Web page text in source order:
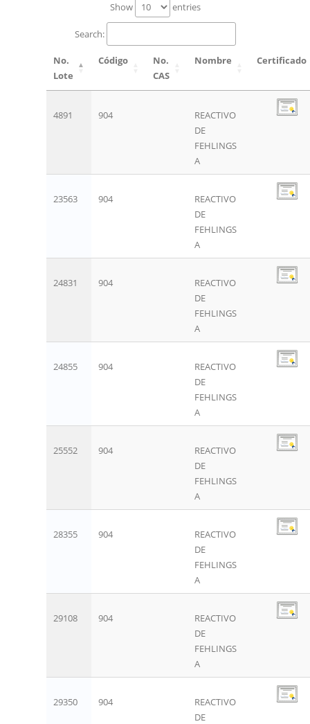
Show entries
Search:
No.
Lote
Código
No.
CAS
Nombre Certificado
4891 904
REACTIVO
DE
FEHLINGS
A
23563 904
REACTIVO
DE
FEHLINGS
A
24831 904
REACTIVO
DE
FEHLINGS
A
24855 904
REACTIVO
DE
FEHLINGS
A
25552 904
REACTIVO
DE
FEHLINGS
A
28355 904
REACTIVO
DE
FEHLINGS
A
29108 904
REACTIVO
DE
FEHLINGS
A
29350 904
REACTIVO
DE